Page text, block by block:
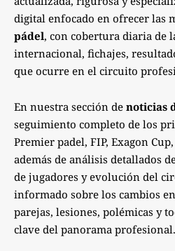
digital enfocado en ofrecer las
pádel, con cobertura diaria de
internacional, fichajes,
que ocurre en el circuito
En nuestra sección de noticias
seguimiento completo de los
Premier padel, FIP, Exagon
además de análisis detallados
de jugadores y evolución del
informado sobre los cambios
parejas, lesiones, polémicas y
clave del panorama profesional.